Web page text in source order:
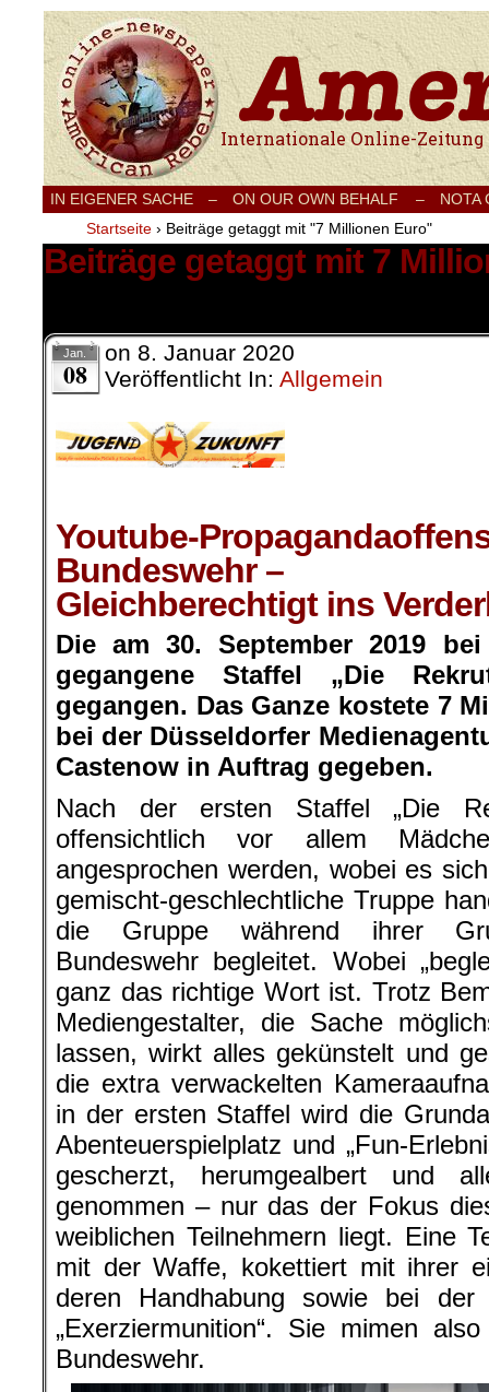
Internationale Onlinezeitung für Frieden,
IN EIGENER SACHE – ON OUR OWN BEHALF –
NOTA
Startseite › Beiträge getaggt mit "7 Millionen Euro"
Beiträge getaggt mit 7
Jan.
08
on 8. Januar 2020
Veröffentlicht In: Allgemein
Youtube-
Bundeswehr –
Gleichberechtigt ins
Die am 30. September 2019
gegangene Staffel „Die
gegangen. Das Ganze kostete 7
bei der Düsseldorfer
Castenow in Auftrag gegeben.
Nach der ersten Staffel „Die
offensichtlich vor allem
angesprochen werden, wobei es
gemischt-geschlechtliche Truppe
die Gruppe während ihrer
Bundeswehr begleitet. Wobei
ganz das richtige Wort ist. Trotz
Mediengestalter, die Sache
lassen, wirkt alles gekünstelt und
die extra verwackelten
in der ersten Staffel wird die
Abenteuerspielplatz und „Fun-
gescherzt, herumgealbert und
genommen – nur das der Fokus
weiblichen Teilnehmern liegt. Eine
mit der Waffe, kokettiert mit ihrer
deren Handhabung sowie bei
„Exerziermunition“. Sie mimen
Bundeswehr.